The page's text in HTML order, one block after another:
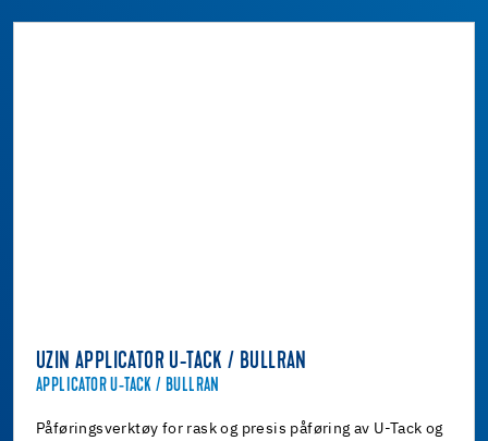
UZIN APPLICATOR U-TACK / BULLRAN
APPLICATOR U-TACK / BULLRAN
Påføringsverktøy for rask og presis påføring av U-Tack og